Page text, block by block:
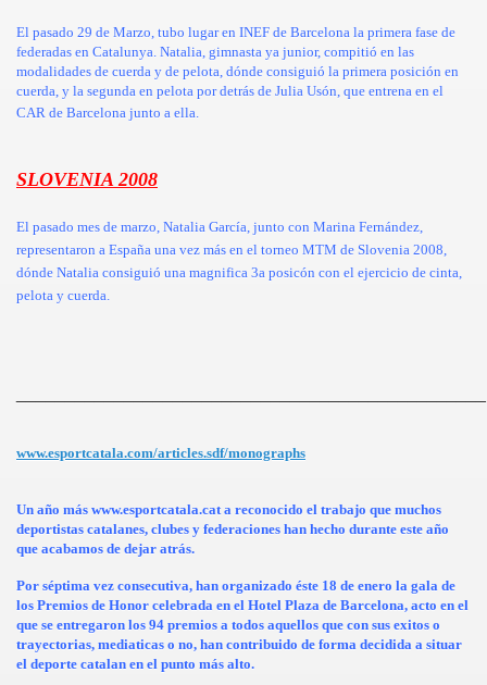
El pasado 29 de Marzo, tubo lugar en INEF de Barcelona la primera fase de
federadas en Catalunya. Natalia, gimnasta ya junior, compitió en las
modalidades de cuerda y de pelota, dónde consiguió la primera posición en
cuerda, y la segunda en pelota por detrás de Julia Usón, que entrena en el
CAR de Barcelona junto a ella.
SLOVENIA 2008
El pasado mes de marzo, Natalia García, junto con Marina Fernández,
representaron a España una vez más en el torneo MTM de Slovenia 2008,
dónde Natalia consiguió una magnifica 3a posicón con el ejercicio de cinta,
pelota y cuerda.
www.esportcatala.com/articles.sdf/monographs
Un año más www.esportcatala.cata reconocido el trabajo que muchos
deportistas catalanes, clubes y federaciones han hecho durante este año
que acabamos de dejar atrás.
Por séptima vez consecutiva, han organizado éste 18 de enero la gala de
los Premios de Honor celebrada en el Hotel Plaza de Barcelona, acto en el
que se entregaron los 94 premios a todos aquellos que con sus exitos o
trayectorias, mediaticas o no, han contribuido de forma decidida a situar
el deporte catalan en el punto más alto.